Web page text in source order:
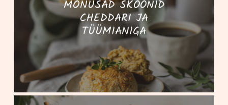
MÕNUSAD SKOONID
CHEDDARI JA
TÜÜMIANIGA